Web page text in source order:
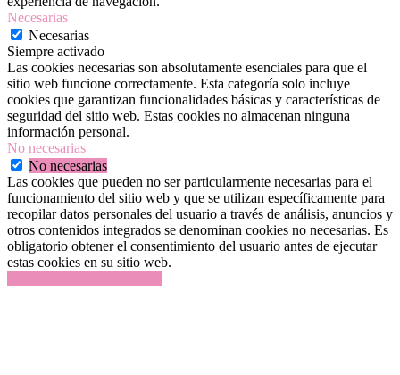
Necesarias
Necesarias
Siempre activado
Las cookies necesarias son absolutamente esenciales para que el
sitio web funcione correctamente. Esta categoría solo incluye
cookies que garantizan funcionalidades básicas y características de
seguridad del sitio web. Estas cookies no almacenan ninguna
información personal.
No necesarias
No necesarias
Las cookies que pueden no ser particularmente necesarias para el
funcionamiento del sitio web y que se utilizan específicamente para
recopilar datos personales del usuario a través de análisis, anuncios y
otros contenidos integrados se denominan cookies no necesarias. Es
obligatorio obtener el consentimiento del usuario antes de ejecutar
estas cookies en su sitio web.